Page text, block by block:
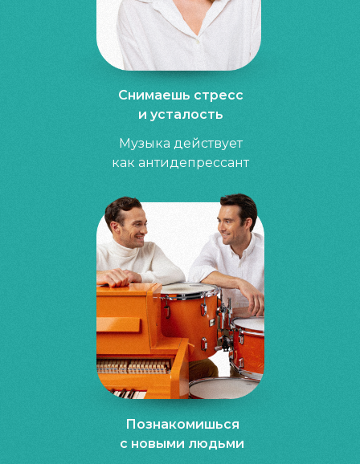
Познакомишься
с новыми людьми
Музыка действует
как антидепрессант
Снимаешь стресс
и усталость